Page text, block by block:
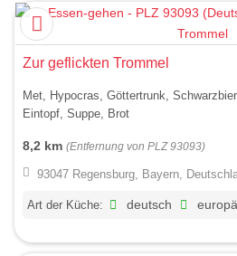
Zur geflickten Trommel
Met, Hypocras, Göttertrunk,
Eintopf, Suppe, Brot
8,2 km (Entfernung von PLZ 93093)
93047 Regensburg, Bayern,
Art der Küche: deutsch